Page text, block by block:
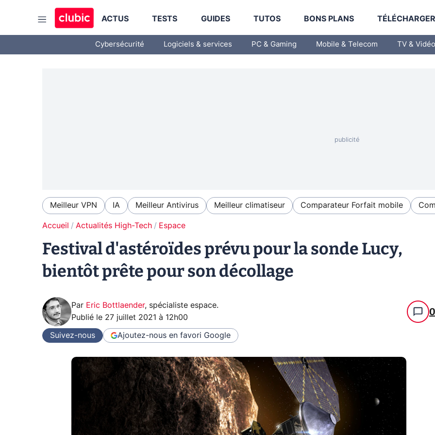
ACTUS TESTS GUIDES TUTOS BONS PLANS
Cybersécurité Logiciels & services PC & Gaming Mobile & Telecom TV & Vidéo
Meilleur VPN IA Meilleur Antivirus Meilleur climatiseur Comparateur Forfait mobile
Accueil Actualités High-Tech Espace
Festival d'astéroïdes prévu pour la sonde Lucy,
bientôt prête pour son décollage
Par Eric Bottlaender, spécialiste espace.
Publié le 27 juillet 2021 à 12h00 0
Suivez-nous Ajoutez-nous en favori Google